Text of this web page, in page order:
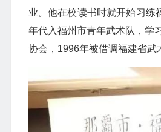
业。他在校读书时就开始习练
年代入福州市青年武术队，学
协会，1996年被借调福建省武